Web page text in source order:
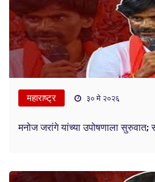
महाराष्ट्र ३० मे २०२६
मनोज जरांगे यांच्या उपोषणाला सुरुवात;